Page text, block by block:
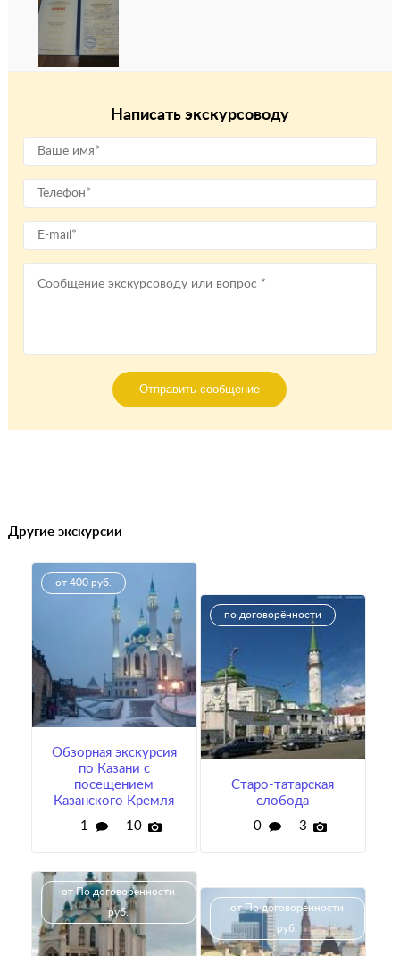
Написать экскурсоводу
Отправить сообщение
Другие экскурсии
Обзорная экскурсия
по Казани с
посещением
Казанского Кремля
1
10
от 400 руб.
Старо-татарская
слобода
0
3
по договорённости
от По договоренности
руб.
от По договоренности
руб.